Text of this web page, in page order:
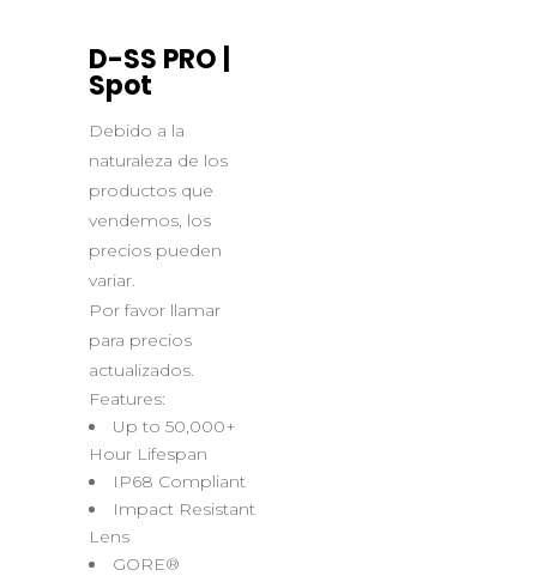
D-SS PRO |
Spot
Debido a la
naturaleza de los
productos que
vendemos, los
precios pueden
variar.
Por favor llamar
para precios
actualizados.
Features:
Up to 50,000+
Hour Lifespan
IP68 Compliant
Impact Resistant
Lens
GORE®